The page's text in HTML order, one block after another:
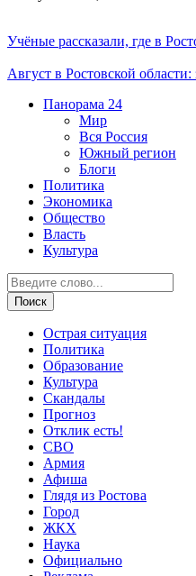
Учёные рассказали, где в
Август в Ростовской
Панорама 24
Мир
Вся Россия
Южный регион
Блоги
Политика
Экономика
Общество
Власть
Культура
Острая ситуация
Политика
Образование
Культура
Скандалы
Прогноз
Отклик есть!
СВО
Армия
Афиша
Глядя из Ростова
Город
ЖКХ
Наука
Официально